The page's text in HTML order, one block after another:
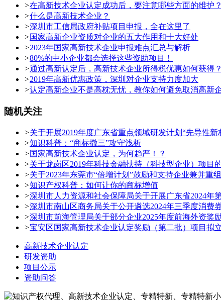
>在高新技术企业认定成功后，要注意哪些方面的维护？
>什么是高新技术企业？
>深圳市工信局政府补贴项目申报，全在这里了
>国家高新企业资质对企业的五大作用和十大好处
>2023年国家高新技术企业申报难点汇总与解析
>80%的中小企业都会选择这些资助项目！
>通过高新认定后，高新技术企业所得税优惠如何获得？
>2019年高新优惠政策，深圳对企业支持力度加大
>认定高新企业不是高枕无忧，教你如何避免取消高新
随机关注
>关于开展2019年度广东省重点领域研发计划“先导性
>知识科普：“商标撤三”攻守浅析
>国家高新技术企业认定，为何趋严！？
>关于龙岗区2019年科技金融扶持（科技型企业）项目
>关于2023年东莞市“倍增计划”鼓励和支持企业兼并重
>知识产权科普：如何让你的商标增值
>深圳市人力资源和社会保障局关于开展广东省2024年
>深圳市南山区商务局关于公开遴选2024年三季度消费
>深圳市前海管理局关于部分企业2025年度前海外资奖
>宝安区国家高新技术企业认定奖励（第二批）项目拟
高新技术企业认定
研发资助
项目公示
资助问答